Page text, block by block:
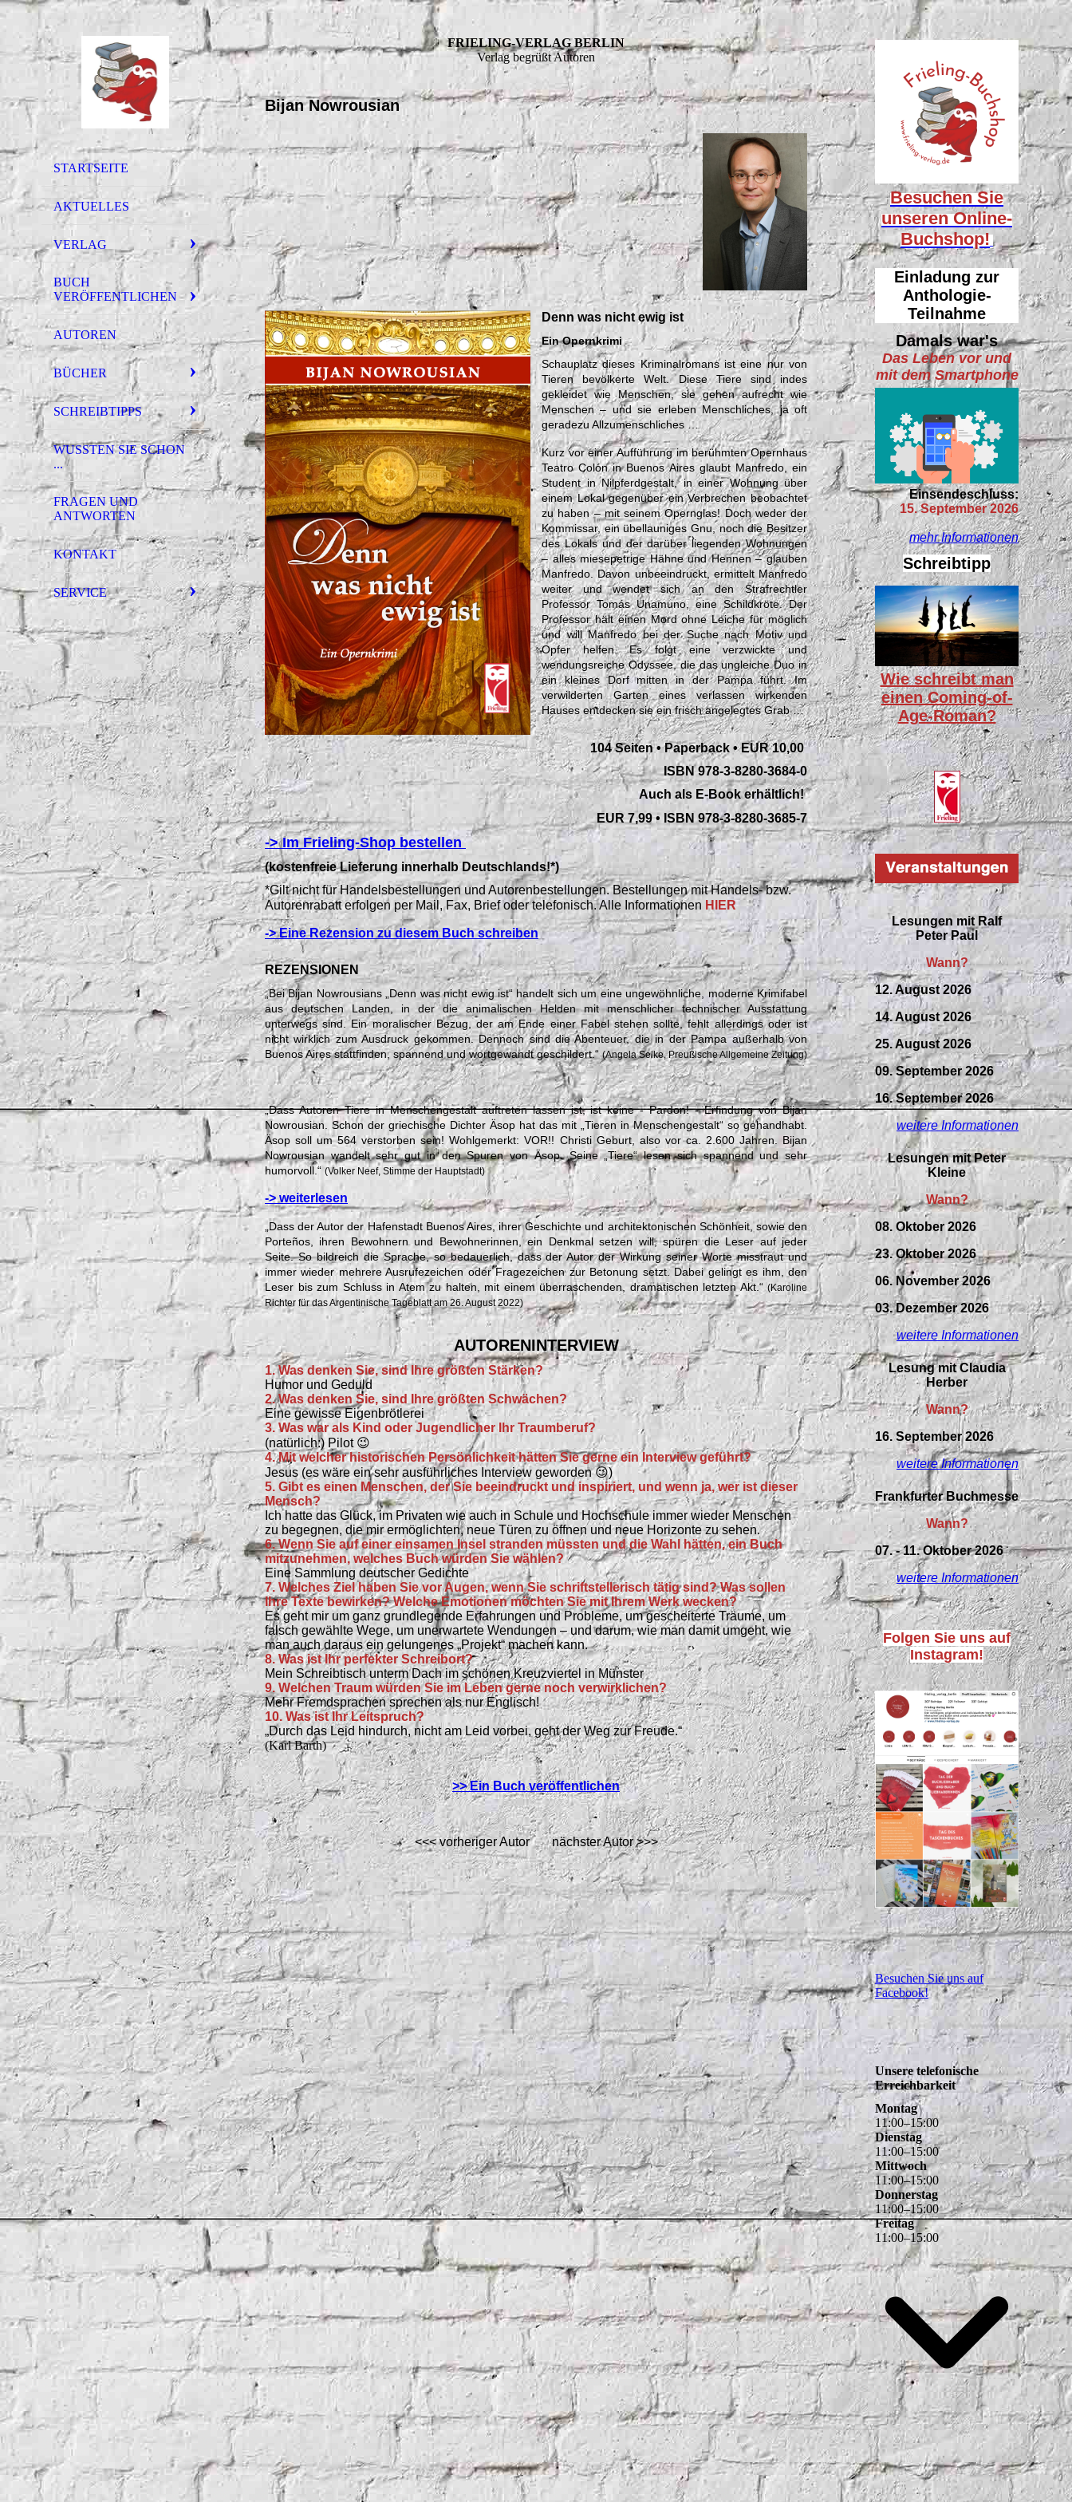
STARTSEITE
AKTUELLES
VERLAG
BUCH
VERÖFFENTLICHEN
AUTOREN
BÜCHER
SCHREIBTIPPS
WUSSTEN SIE SCHON
...
FRAGEN UND
ANTWORTEN
KONTAKT
SERVICE
FRIELING-VERLAG BERLIN
Verlag begrüßt Autoren
Bijan Nowrousian
Denn was nicht ewig ist
Ein Opernkrimi
Schauplatz dieses Kriminalromans ist eine nur von
Tieren bevölkerte Welt. Diese Tiere sind indes
gekleidet wie Menschen, sie gehen aufrecht wie
Menschen – und sie erleben Menschliches, ja oft
geradezu Allzumenschliches …
Kurz vor einer Aufführung im berühmten Opernhaus
Teatro Colón in Buenos Aires glaubt Manfredo, ein
Student in Nilpferdgestalt, in einer Wohnung über
einem Lokal gegenüber ein Verbrechen beobachtet
zu haben – mit seinem Opernglas! Doch weder der
Kommissar, ein übellauniges Gnu, noch die Besitzer
des Lokals und der darüber liegenden Wohnungen
– alles miesepetrige Hähne und Hennen – glauben
Manfredo. Davon unbeeindruckt, ermittelt Manfredo
weiter und wendet sich an den Strafrechtler
Professor Tomás Unamuno, eine Schildkröte. Der
Professor hält einen Mord ohne Leiche für möglich
und will Manfredo bei der Suche nach Motiv und
Opfer helfen. Es folgt eine verzwickte und
wendungsreiche Odyssee, die das ungleiche Duo in
ein kleines Dorf mitten in der Pampa führt. Im
verwilderten Garten eines verlassen wirkenden
Hauses entdecken sie ein frisch angelegtes Grab …
104 Seiten • Paperback •EUR 10,00
ISBN 978-3-8280-3684-0
Auch als E-Book erhältlich!
EUR 7,99• ISBN 978-3-8280-3685-7
-> Im Frieling-Shop bestellen
(kostenfreie Lieferung innerhalb Deutschlands!*)
*Gilt nicht für Handelsbestellungen und Autorenbestellungen. Bestellungen mit Handels- bzw.
Autorenrabatt erfolgen per Mail, Fax, Brief oder telefonisch. Alle Informationen HIER
-> Eine Rezension zu diesem Buch schreiben
REZENSIONEN
„Bei Bijan Nowrousians „Denn was nicht ewig ist“ handelt sich um eine ungewöhnliche, moderne Krimifabel
aus deutschen Landen, in der die animalischen Helden mit menschlicher technischer Ausstattung
unterwegs sind. Ein moralischer Bezug, der am Ende einer Fabel stehen sollte, fehlt allerdings oder ist
nicht wirklich zum Ausdruck gekommen. Dennoch sind die Abenteuer, die in der Pampa außerhalb von
Buenos Aires stattfinden, spannend und wortgewandt geschildert.“ (Angela Selke, Preußische Allgemeine Zeitung)
„Dass Autoren Tiere in Menschengestalt auftreten lassen ist, ist keine - Pardon! - Erfindung von Bijan
Nowrousian. Schon der griechische Dichter Äsop hat das mit „Tieren in Menschengestalt“ so gehandhabt.
Äsop soll um 564 verstorben sein! Wohlgemerkt: VOR!! Christi Geburt, also vor ca. 2.600 Jahren. Bijan
Nowrousian wandelt sehr gut in den Spuren von Äsop. Seine „Tiere“ lesen sich spannend und sehr
humorvoll.“(Volker Neef, Stimme der Hauptstadt)
-> weiterlesen
„Dass der Autor der Hafenstadt Buenos Aires, ihrer Geschichte und architektonischen Schönheit, sowie den
Porteños, ihren Bewohnern und Bewohnerinnen, ein Denkmal setzen will, spüren die Leser auf jeder
Seite.So bildreich die Sprache, so bedauerlich, dass der Autor der Wirkung seiner Worte misstraut und
immer wieder mehrere Ausrufezeichen oder Fragezeichen zur Betonung setzt. Dabei gelingt es ihm, den
Leser bis zum Schluss in Atem zu halten, mit einem überraschenden, dramatischen letzten Akt.“(Karoline
Richter für das Argentinische Tageblatt am 26. August 2022)
AUTORENINTERVIEW
1. Was denken Sie, sind Ihre größten Stärken?
Humor und Geduld
2. Was denken Sie, sind Ihre größten Schwächen?
Eine gewisse Eigenbrötlerei
3. Was war als Kind oder Jugendlicher Ihr Traumberuf?
(natürlich:) Pilot 😉
4. Mit welcher historischen Persönlichkeit hätten Sie gerne ein Interview geführt?
Jesus (es wäre ein sehr ausführliches Interview geworden 😉)
5. Gibt es einen Menschen, der Sie beeindruckt und inspiriert, und wenn ja, wer ist dieser
Mensch?
Ich hatte das Glück, im Privaten wie auch in Schule und Hochschule immer wieder Menschen
zu begegnen, die mir ermöglichten, neue Türen zu öffnen und neue Horizonte zu sehen.
6. Wenn Sie auf einer einsamen Insel stranden müssten und die Wahl hätten, ein Buch
mitzunehmen, welches Buch würden Sie wählen?
Eine Sammlung deutscher Gedichte
7. Welches Ziel haben Sie vor Augen, wenn Sie schriftstellerisch tätig sind? Was sollen
Ihre Texte bewirken? Welche Emotionen möchten Sie mit Ihrem Werk wecken?
Es geht mir um ganz grundlegende Erfahrungen und Probleme, um gescheiterte Träume, um
falsch gewählte Wege, um unerwartete Wendungen – und darum, wie man damit umgeht, wie
man auch daraus ein gelungenes „Projekt“ machen kann.
8. Was ist Ihr perfekter Schreibort?
Mein Schreibtisch unterm Dach im schönen Kreuzviertel in Münster
9. Welchen Traum würden Sie im Leben gerne noch verwirklichen?
Mehr Fremdsprachen sprechen als nur Englisch!
10. Was ist Ihr Leitspruch?
„Durch das Leid hindurch, nicht am Leid vorbei, geht der Weg zur Freude.“
(Karl Barth)
>> Ein Buch veröffentlichen
<<< vorheriger Autor nächster Autor >>>
Besuchen Sie
unserenOnline-
Buchshop!
Einladung zur
Anthologie-
Teilnahme
Damals war's
Das Leben vor und
mit dem Smartphone
Einsendeschluss:
15. September 2026
mehr Informationen
Schreibtipp
Wie schreibt man
einen Coming-of-
Age-Roman?
Lesungen mit Ralf
Peter Paul
Wann?
12. August 2026
14. August 2026
25. August 2026
09.September2026
16. September 2026
weitere Informationen
Lesungen mit Peter
Kleine
Wann?
08. Oktober 2026
23. Oktober 2026
06. November 2026
03. Dezember 2026
weitere Informationen
Lesung mit Claudia
Herber
Wann?
16. September 2026
weitere Informationen
Frankfurter Buchmesse
Wann?
07. - 11. Oktober 2026
weitere Informationen
Folgen Sie uns auf
Instagram!
Besuchen Sie uns auf
Facebook!
Unsere telefonische
Erreichbarkeit
Montag
11:00–15:00
Dienstag
11:00–15:00
Mittwoch
11:00–15:00
Donnerstag
11:00–15:00
Freitag
11:00–15:00